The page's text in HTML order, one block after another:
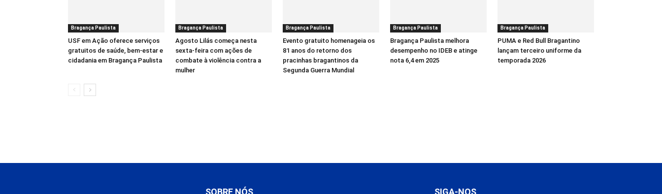
Bragança Paulista
USF em Ação oferece serviços
gratuitos de saúde, bem-estar e
cidadania em Bragança Paulista
Bragança Paulista
Agosto Lilás começa nesta
sexta-feira com ações de
combate à violência contra a
mulher
Bragança Paulista
Evento gratuito homenageia os
81 anos do retorno dos
pracinhas bragantinos da
Segunda Guerra Mundial
Bragança Paulista
Bragança Paulista melhora
desempenho no IDEB e atinge
nota 6,4 em 2025
Bragança Paulista
PUMA e Red Bull Bragantino
lançam terceiro uniforme da
temporada 2026
SOBRE NÓS SIGA-NOS